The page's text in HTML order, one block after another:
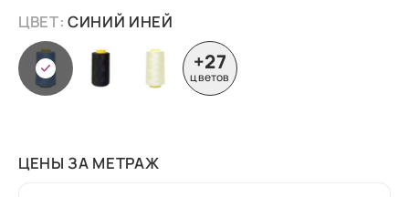
ЦВЕТ:СИНИЙ ИНЕЙ
+27
цветов
ЦЕНЫ ЗА МЕТРАЖ